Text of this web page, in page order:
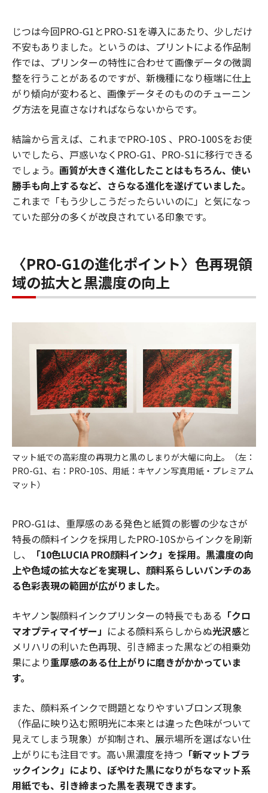
じつは今回PRO-G1とPRO-S1を導入にあたり、少しだけ
不安もありました。というのは、プリントによる作品制
作では、プリンターの特性に合わせて画像データの微調
整を行うことがあるのですが、新機種になり極端に仕上
がり傾向が変わると、画像データそのもののチューニン
グ方法を見直さなければならないからです。
結論から言えば、これまでPRO-10S 、PRO-100Sをお使
いでしたら、戸惑いなくPRO-G1、PRO-S1に移行できる
でしょう。 画質が大きく進化したことはもちろん、使い
勝手も向上するなど、さらなる進化を遂げていました。
これまで「もう少しこうだったらいいのに」と気になっ
ていた部分の多くが改良されている印象です。
〈PRO-G1の進化ポイント〉色再現領
域の拡大と黒濃度の向上
マット紙での高彩度の再現力と黒のしまりが大幅に向上。（左：
PRO-G1、右：PRO-10S、用紙：キヤノン写真用紙・プレミアム
マット）
PRO-G1は、重厚感のある発色と紙質の影響の少なさが
特長の顔料インクを採用したPRO-10Sからインクを刷新
し、
「10色LUCIA PRO顔料インク」を採用。黒濃度の向
上や色域の拡大などを実現し、顔料系らしいパンチのあ
る色彩表現の範囲が広がりました。
キヤノン製顔料インクプリンターの特長でもある 「クロ
マオプティマイザー」 による顔料系らしからぬ光沢感と
メリハリの利いた色再現、引き締まった黒などの相乗効
果により重厚感のある仕上がりに磨きがかかっていま
す。
また、顔料系インクで問題となりやすいブロンズ現象
（作品に映り込む照明光に本来とは違った色味がついて
見えてしまう現象）が抑制され、展示場所を選ばない仕
上がりにも注目です。高い黒濃度を持つ 「新マットブラ
ックインク」により、ぼやけた黒になりがちなマット系
用紙でも、引き締まった黒を表現できます。